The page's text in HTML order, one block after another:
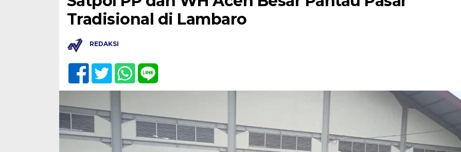
Tradisional di Lambaro
REDAKSI